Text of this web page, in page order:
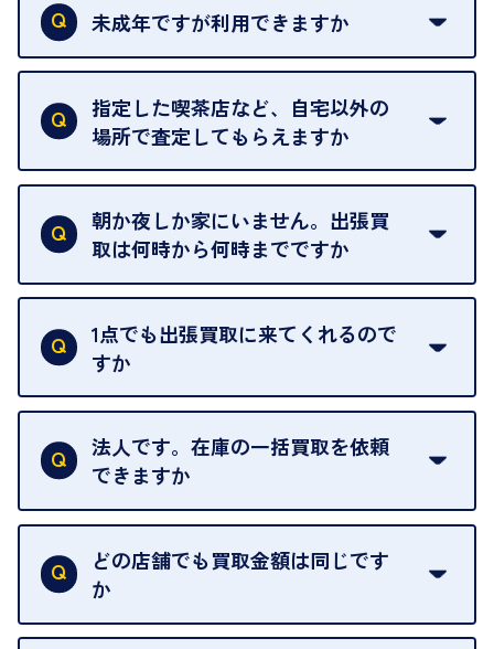
類はこちらをご確認ください。
未成年ですが利用できますか
18歳未満の方は、保護者の同意があってもご利用い
ただけません。
指定した喫茶店など、自宅以外の
場所で査定してもらえますか
ご自宅以外での査定はお引き受けできません。ご指
定のお店や、ほかのお客様への迷惑となることが考
えられるためです。
朝か夜しか家にいません。出張買
取は何時から何時までですか
ご訪問可能時間は、10時から19時です。
ただし、お品物の種類や量によっては対応させてい
ただくことがあります。
1点でも出張買取に来てくれるので
すか
はい。1点でもお伺いします。
法人です。在庫の一括買取を依頼
できますか
はい。喜んで承ります。出張買取をご利用くださ
い。
ご指定の場所にお伺いします。
どの店舗でも買取金額は同じです
か
はい。全店舗一律です。